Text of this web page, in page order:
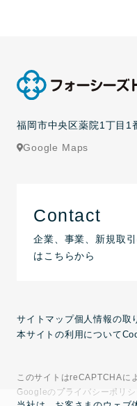
サイトマップ個人情報の取
本サイトの利用について
福岡市中央区薬院1丁目1
Google Maps
Contact
企業、事業、新規取
はこちらから
このサイトはreCAPTCHAに
Googleのプライバシーポリシ